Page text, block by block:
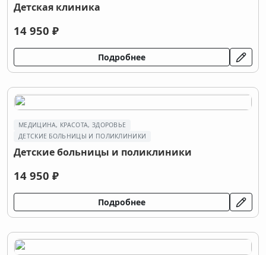
Детская клиника
14 950 ₽
Подробнее
МЕДИЦИНА, КРАСОТА, ЗДОРОВЬЕ
ДЕТСКИЕ БОЛЬНИЦЫ И ПОЛИКЛИНИКИ
Детские больницы и поликлиники
14 950 ₽
Подробнее